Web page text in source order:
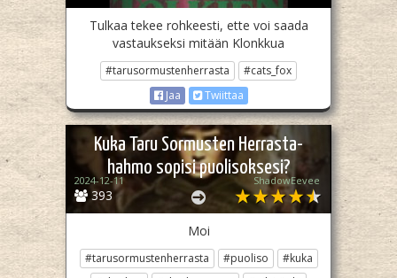
Tulkaa tekee rohkeesti, ette voi saada
vastaukseksi mitään Klonkkua
#tarusormustenherrasta
#cats_fox
Jaa
Twiittaa
Kuka Taru Sormusten Herrasta-
hahmo sopisi puolisoksesi?
393
2024-12-11 ShadowEevee
Moi
#tarusormustenherrasta #puoliso
#kuka